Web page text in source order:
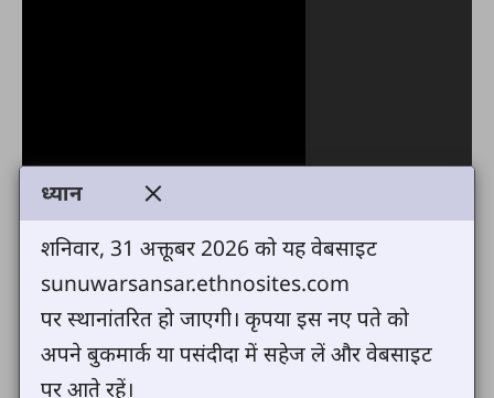
ध्यान
शनिवार, 31 अक्तूबर 2026 को यह वेबसाइट
sunuwarsansar.ethnosites.com
पर स्थानांतरित हो जाएगी। कृपया इस नए पते को
अपने बुकमार्क या पसंदीदा में सहेज लें और वेबसाइट
पर आते रहें।